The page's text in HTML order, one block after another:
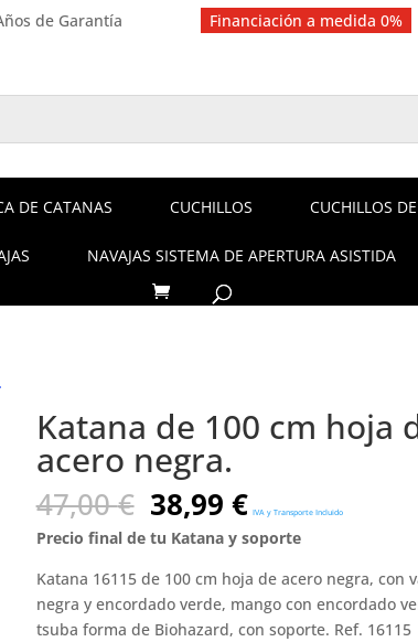
de Garantía Financiación a medida 0%
DE CATANAS CUCHILLOS CUCHILLOS
NAVAJAS SISTEMA DE APERTURA ASISTIDA
Katana de 100 cm hoja
acero negra.
47,00€ El
precio
original
era:
47,00 €.
38,99 €El
precio
actual
es:
38,99 €.
IVA y Transporte Incluido
Precio final de tu Katana y soporte
Katana 16115 de 100 cm hoja de acero negra, con
negra y encordado verde, mango con encordado
tsuba forma de Biohazard, con soporte. Ref. 16115